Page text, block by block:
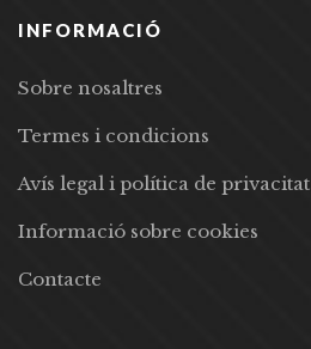
INFORMACIÓ
Sobre nosaltres
Termes i condicions
Avís legal i política de privacitat
Informació sobre cookies
Contacte